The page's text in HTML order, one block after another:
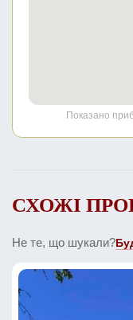
Показано
СХОЖІ
Не те, що шукали?